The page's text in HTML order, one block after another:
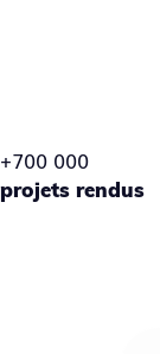
+700 000
projets rendus